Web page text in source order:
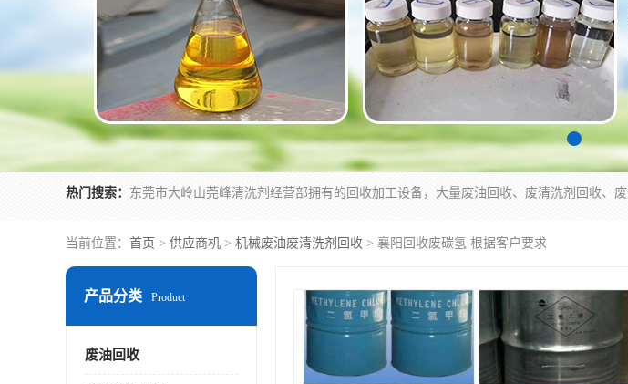
热门搜索：
当前位置： 首页 > 供应商机 > 机械废油废清洗剂回收 > 襄阳回收废碳氢 根据客户要求
产品分类 Product
废油回收